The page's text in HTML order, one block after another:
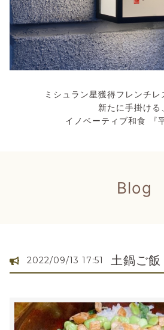
ミシュラン星獲得フレンチ
新たに手掛ける
イノベーティブ和食 『
Blog
2022/09/13 17:51 土鍋ご飯